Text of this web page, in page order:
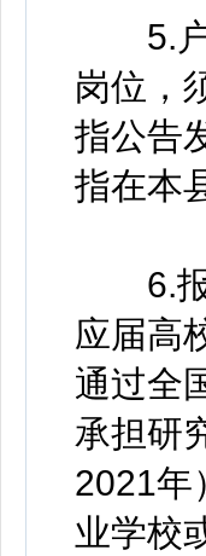
5.户
岗位，
指公告
指在本
6.报
应届高
通过全
承担研
2021年
业学校